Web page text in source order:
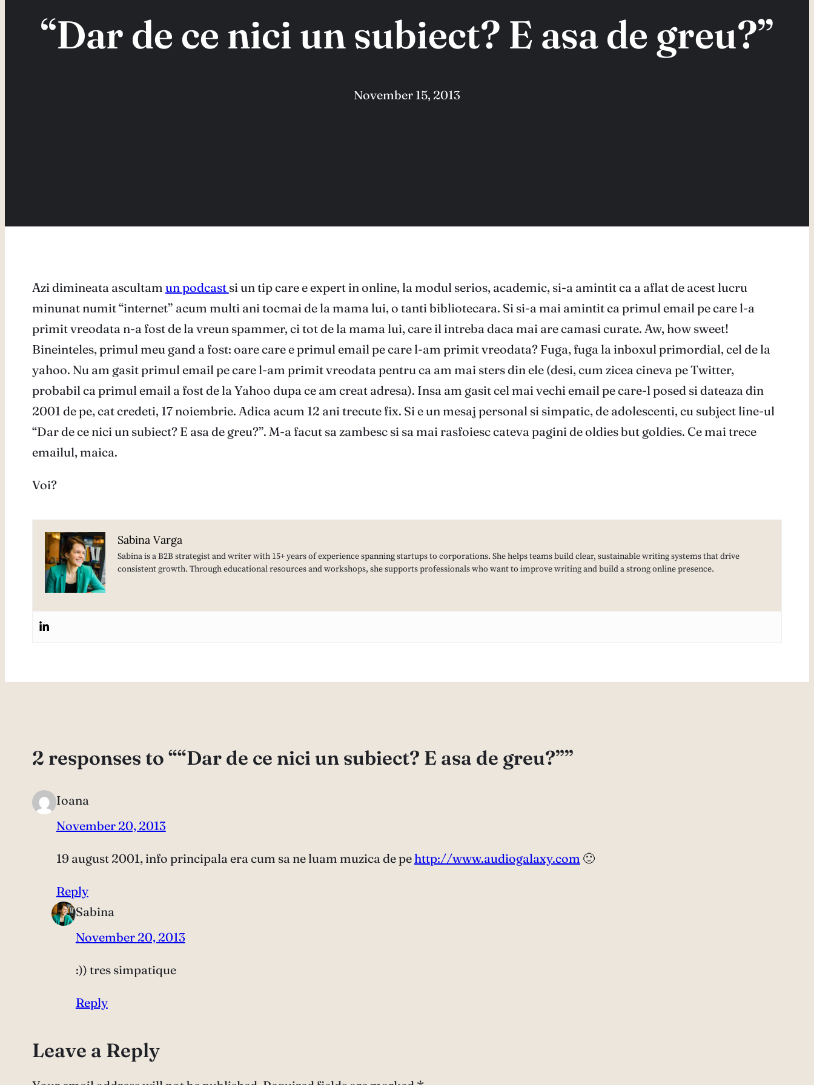
“Dar de ce nici un subiect? E asa de greu?”
November 15, 2013
Azi dimineata ascultam un podcast si un tip care e expert in online, la modul serios, academic, si-a amintit ca a aflat de acest lucru
minunat numit “internet” acum multi ani tocmai de la mama lui, o tanti bibliotecara. Si si-a mai amintit ca primul email pe care l-a
primit vreodata n-a fost de la vreun spammer, ci tot de la mama lui, care il intreba daca mai are camasi curate. Aw, how sweet!
Bineinteles, primul meu gand a fost: oare care e primul email pe care l-am primit vreodata? Fuga, fuga la inboxul primordial, cel de la
yahoo. Nu am gasit primul email pe care l-am primit vreodata pentru ca am mai sters din ele (desi, cum zicea cineva pe Twitter,
probabil ca primul email a fost de la Yahoo dupa ce am creat adresa). Insa am gasit cel mai vechi email pe care-l posed si dateaza din
2001 de pe, cat credeti, 17 noiembrie. Adica acum 12 ani trecute fix. Si e un mesaj personal si simpatic, de adolescenti, cu subject line-ul
“Dar de ce nici un subiect? E asa de greu?”. M-a facut sa zambesc si sa mai rasfoiesc cateva pagini de oldies but goldies. Ce mai trece
emailul, maica.
Voi?
Sabina Varga
Sabina is a B2B strategist and writer with 15+ years of experience spanning startups to corporations. She helps teams build clear, sustainable writing systems that drive
consistent growth. Through educational resources and workshops, she supports professionals who want to improve writing and build a strong online presence.
2 responses to ““Dar de ce nici un subiect? E asa de greu?””
Ioana
November 20, 2013
19 august 2001, info principala era cum sa ne luam muzica de pe http://www.audiogalaxy.com 🙂
Reply
Sabina
November 20, 2013
:)) tres simpatique
Reply
Leave a Reply